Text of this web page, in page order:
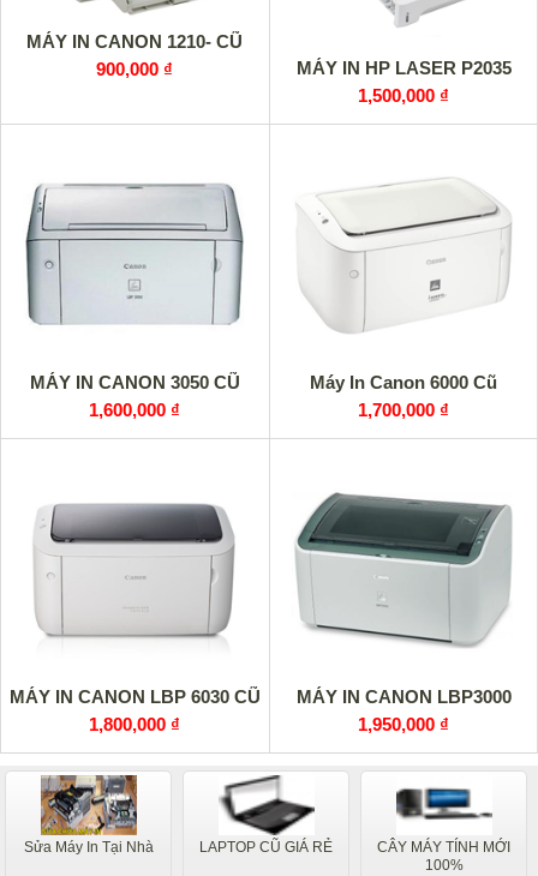
MÁY IN CANON 1210- CŨ
900,000 ₫
MÁY IN HP LASER P2035
1,500,000 ₫
MÁY IN CANON 3050 CŨ
1,600,000 ₫
Máy In Canon 6000 Cũ
1,700,000 ₫
MÁY IN CANON LBP 6030 CŨ
1,800,000 ₫
MÁY IN CANON LBP3000
1,950,000 ₫
Sửa Máy In Tại Nhà LAPTOP CŨ GIÁ RẺ
CÂY MÁY TÍNH MỚI
100%